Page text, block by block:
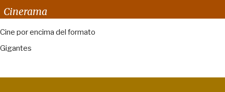
Cinerama
Cine por encima del formato
Gigantes